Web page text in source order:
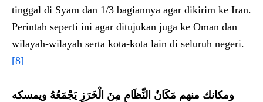
tinggal di Syam dan 1/3 bagiannya agar dikirim ke Iran.
Perintah seperti ini agar ditujukan juga ke Oman dan
wilayah-wilayah serta kota-kota lain di seluruh negeri.
[8]
ومكانك منهم مَكَانُ النِّظَامِ مِنَ الْخَرَزِ يَجْمَعُهُ ويمسكه